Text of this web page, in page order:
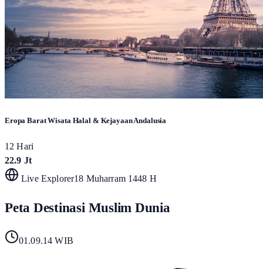
Eropa Barat Wisata Halal & Kejayaan Andalusia
12 Hari
22.9 Jt
Live Explorer18 Muharram 1448 H
Peta Destinasi Muslim Dunia
01.09.16 WIB